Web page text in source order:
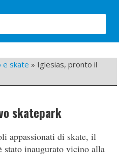
e skate » Iglesias, pronto il
skatepark
appassionati di skate, il
stato inaugurato vicino alla